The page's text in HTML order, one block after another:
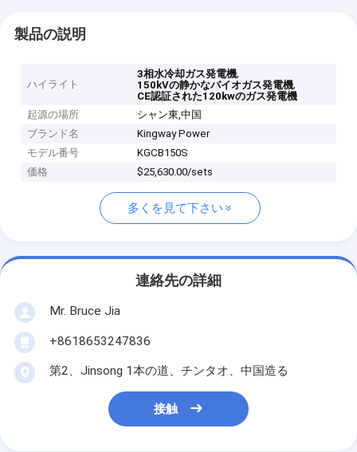
製品の説明
ハイライト
3相水冷却ガス発電機,
150kVの静かなバイオガス発電機,
CE認証された120kwのガス発電機
起源の場所
シャン東,中国
ブランド名
Kingway Power
モデル番号
KGCB150S
価格
$25,630.00/sets
多くを見て下さい
連絡先の詳細
Mr. Bruce Jia
+8618653247836
第2、Jinsong 1本の道、チンタオ、中国造る
接触